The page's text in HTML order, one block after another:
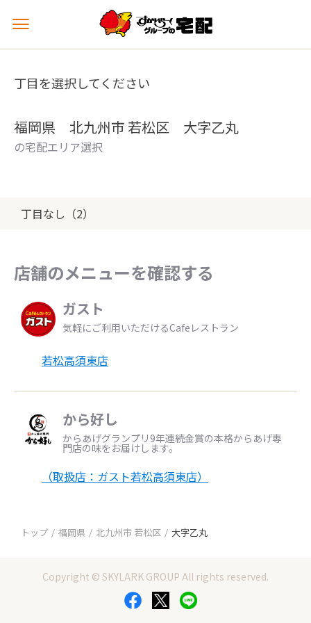
メ
ュ
を
丁目を選択してください
福岡県 北九州市 若松区 大字乙丸
の宅配エリア選択
丁目なし（2）
店舗のメニューを確認する
ガスト
気軽にご利用いただけるCafeレストラン
若松高須東店
から好し
からあげグランプリ9年連続金賞の本格からあげ専
門店の味をお届けします。
（取扱店：ガスト若松高須東店）
トップ 福岡県 北九州市 若松区 大字乙丸
Copyright © SKYLARK GROUP All rights reserved.